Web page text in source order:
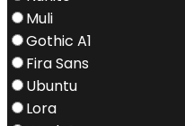
Muli
Gothic A1
Fira Sans
Ubuntu
Lora